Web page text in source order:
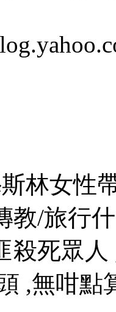
林女性
教/旅行
殺死眾
,無咁點